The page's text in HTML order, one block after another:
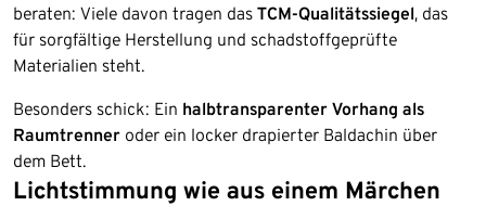
beraten: Viele davon tragen das TCM-Qualitätssiegel, das
für sorgfältige Herstellung und schadstoffgeprüfte
Materialien steht.
Besonders schick: Ein halbtransparenter Vorhang als
Raumtrenner oder ein locker drapierter Baldachin über
dem Bett.
Lichtstimmung wie aus einem Märchen